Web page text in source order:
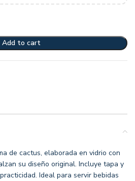
Add to cart
de cactus, elaborada en vidrio con
su diseño original. Incluye tapa y
Ideal para servir bebidas